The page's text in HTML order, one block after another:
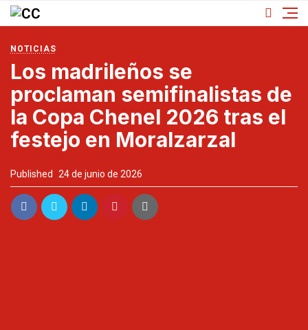
NOTICIAS
Los madrileños se
proclaman semifinalistas de
la Copa Chenel 2026 tras el
festejo en Moralzarzal
Published 24 de junio de 2026